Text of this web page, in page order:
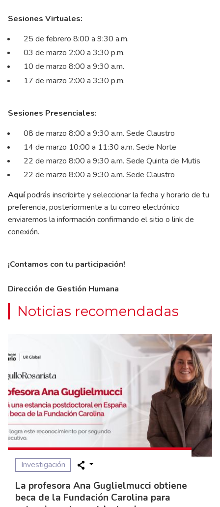
Sesiones Virtuales:
25 de febrero 8:00 a 9:30 a.m.
03 de marzo 2:00 a 3:30 p.m.
10 de marzo 8:00 a 9:30 a.m.
17 de marzo 2:00 a 3:30 p.m.
Sesiones Presenciales:
08 de marzo 8:00 a 9:30 a.m. Sede Claustro
14 de marzo 10:00 a 11:30 a.m. Sede Norte
22 de marzo 8:00 a 9:30 a.m. Sede Quinta de Mutis
22 de marzo 8:00 a 9:30 a.m. Sede Claustro
Aquípodrás inscribirte y seleccionar la fecha y horario de tu
preferencia, posteriormente a tu correo electrónico
enviaremos la información confirmando el sitio o link de
conexión.
¡Contamos con tu participación!
Dirección de Gestión Humana
Noticias recomendadas
Investigación
La profesora Ana Guglielmucci obtiene
beca de la Fundación Carolina para